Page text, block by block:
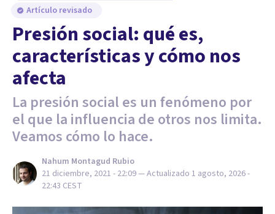
Artículo revisado
Presión social: qué es,
características y cómo nos
afecta
La presión social es un fenómeno por
el que la influencia de otros nos limita.
Veamos cómo lo hace.
Nahum Montagud Rubio
21 diciembre, 2021 - 22:09— Actualizado 1 agosto, 2026 -
22:43 CEST